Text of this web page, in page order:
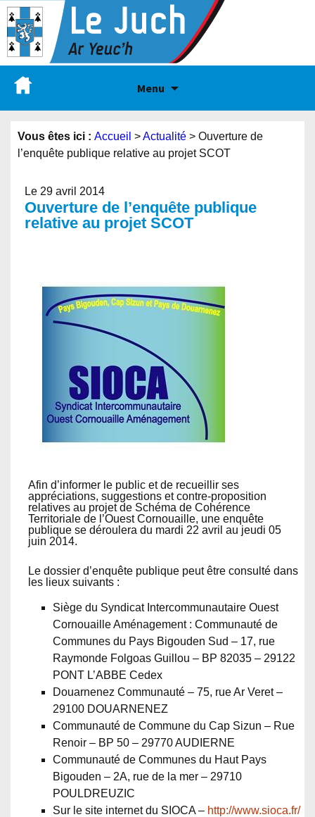
Menu
Vous êtes ici : Accueil >Actualité > Ouverture de
l’enquête publique relative au projet SCOT
Le 29 avril 2014
Ouverture de l’enquête publique
relative au projet SCOT
Afin d’informer le public et de recueillir ses
appréciations, suggestions et contre-proposition
relatives au projet de Schéma de Cohérence
Territoriale de l’Ouest Cornouaille, une enquête
publique se déroulera du mardi 22 avril au jeudi 05
juin 2014.
Le dossier d’enquête publique peut être consulté dans
les lieux suivants :
Siège du Syndicat Intercommunautaire Ouest
Cornouaille Aménagement : Communauté de
Communes du Pays Bigouden Sud – 17, rue
Raymonde Folgoas Guillou – BP 82035 – 29122
PONT L’ABBE Cedex
Douarnenez Communauté – 75, rue Ar Veret –
29100 DOUARNENEZ
Communauté de Commune du Cap Sizun – Rue
Renoir – BP 50 – 29770 AUDIERNE
Communauté de Communes du Haut Pays
Bigouden – 2A, rue de la mer – 29710
POULDREUZIC
Sur le site internet du SIOCA – http://www.sioca.fr/